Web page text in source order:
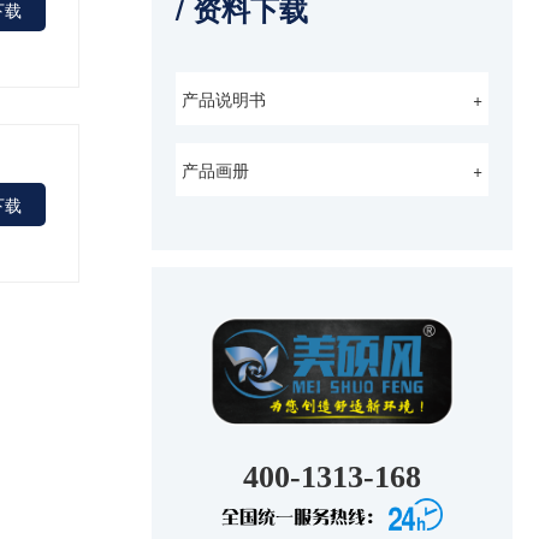
载
载
/ 资料下载
产品说明书 +
产品画册 +
400-1313-168
全国统一服务热线：